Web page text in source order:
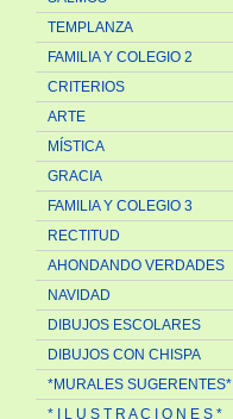
TEMPLANZA
FAMILIA Y COLEGIO 2
CRITERIOS
ARTE
MÍSTICA
GRACIA
FAMILIA Y COLEGIO 3
RECTITUD
AHONDANDO VERDADES
NAVIDAD
DIBUJOS ESCOLARES
DIBUJOS CON CHISPA
*MURALES SUGERENTES*
* I L U S T R A C I O N E S *